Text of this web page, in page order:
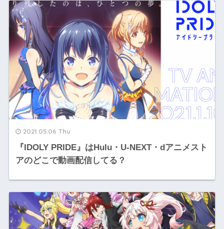
2021.05.06 Thu
『IDOLY PRIDE』はHulu・U-NEXT・dアニメスト
アのどこで動画配信してる？